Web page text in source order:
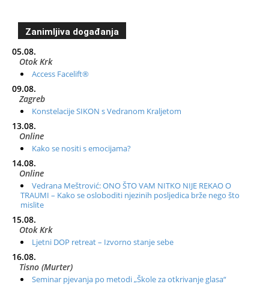
Zanimljiva događanja
05.08.
Otok Krk
Access Facelift®
09.08.
Zagreb
Konstelacije SIKON s Vedranom Kraljetom
13.08.
Online
Kako se nositi s emocijama?
14.08.
Online
Vedrana Meštrović: ONO ŠTO VAM NITKO NIJE REKAO O
TRAUMI – Kako se osloboditi njezinih posljedica brže nego što
mislite
15.08.
Otok Krk
Ljetni DOP retreat – Izvorno stanje sebe
16.08.
Tisno (Murter)
Seminar pjevanja po metodi „Škole za otkrivanje glasa“